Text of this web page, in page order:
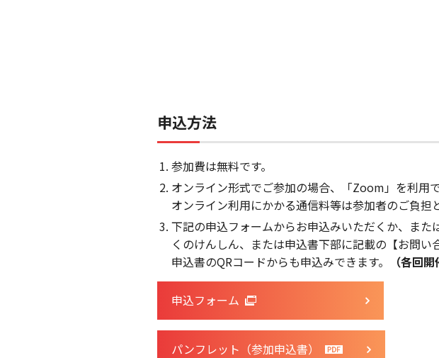
申込方法
参加費は無料です。
オンライン形式でご参加の場合、「Zoom」を利用
オンライン利用にかかる通信料等は参加者のご負担
下記の申込フォームからお申込みいただくか、ま
くのけんしん、または申込書下部に記載の【お問い
申込書のQRコードからも申込みできます。
（各回
申込フォーム
パンフレット（参加申込書）